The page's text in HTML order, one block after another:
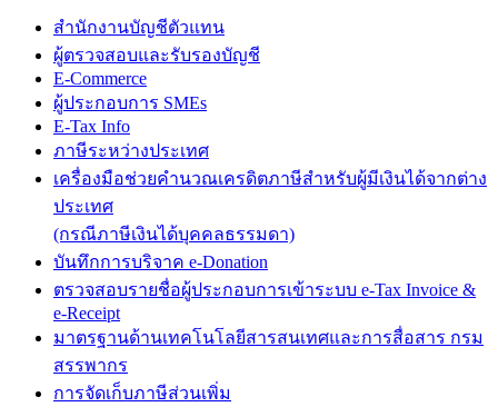
สำนักงานบัญชีตัวแทน
ผู้ตรวจสอบและรับรองบัญชี
E-Commerce
ผู้ประกอบการ SMEs
E-Tax Info
ภาษีระหว่างประเทศ
เครื่องมือช่วยคำนวณเครดิตภาษีสำหรับผู้มีเงินได้จากต่าง
ประเทศ
(กรณีภาษีเงินได้บุคคลธรรมดา)
บันทึกการบริจาค e-Donation
ตรวจสอบรายชื่อผู้ประกอบการเข้าระบบ e-Tax Invoice &
e-Receipt
มาตรฐานด้านเทคโนโลยีสารสนเทศและการสื่อสาร กรม
สรรพากร
การจัดเก็บภาษีส่วนเพิ่ม